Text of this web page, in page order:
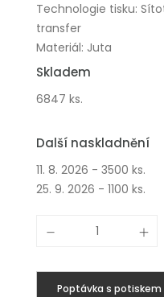
Technologie tisku:
transfer
Materiál: Juta
Skladem
6847 ks.
Další naskladnění
11. 8. 2026 - 3500 ks.
25. 9. 2026 - 1100 ks.
Poptávka s potiskem